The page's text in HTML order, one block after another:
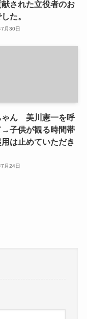
された立役者のお
た。
月30日
ゃん 美川憲一を呼
→子供が観る時間帯
は止めていただき
月24日